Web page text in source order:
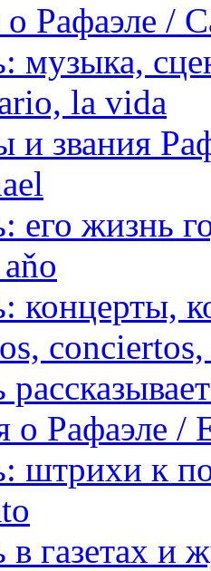
Рафаэле /
музыка,
la vida
и звания
его жизнь
концерты,
о Рафаэле /
штрихи к
в газетах и